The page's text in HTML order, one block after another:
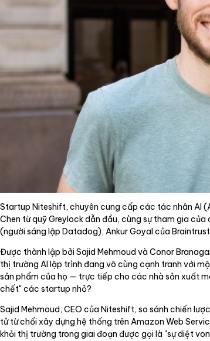
Startup Niteshift, chuyên cung cấp các tác nhân AI
Chen từ quỹ Greylock dẫn đầu, cùng sự tham gia
(người sáng lập Datadog), Ankur Goyal của
Được thành lập bởi Sajid Mehmoud và Conor
thị trường AI lập trình đang vô cùng cạnh tranh với
sản phẩm của họ — trực tiếp cho các nhà sản xuất
chết" các startup nhỏ?
Sajid Mehmoud, CEO của Niteshift, so sánh chiến
tử từ chối xây dựng hệ thống trên Amazon Web
khỏi thị trường trong giai đoạn được gọi là "sự diệt